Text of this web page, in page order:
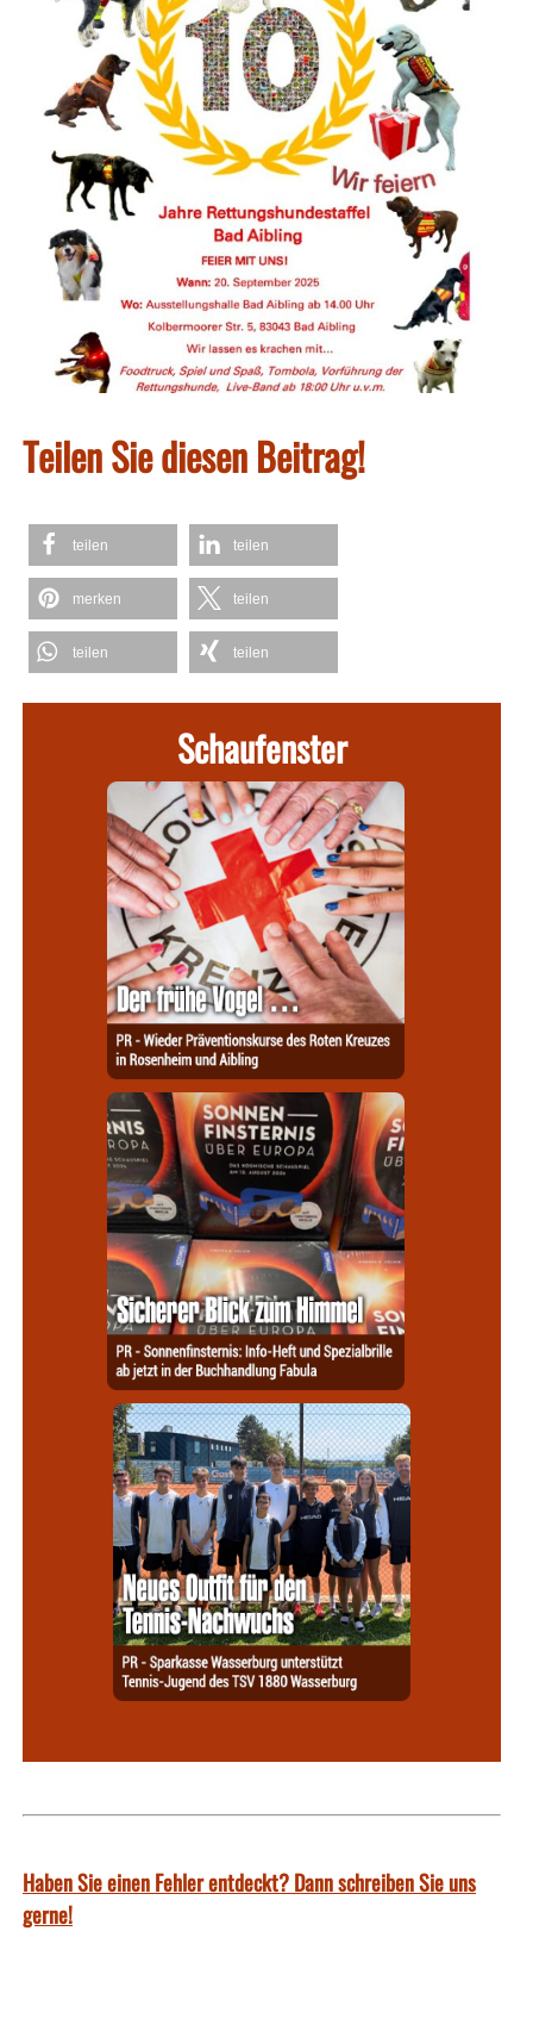
Teilen Sie diesen Beitrag!
teilen teilen
merken teilen
teilen teilen
Schaufenster
Haben Sie einen Fehler entdeckt? Dann schreiben Sie uns
gerne!